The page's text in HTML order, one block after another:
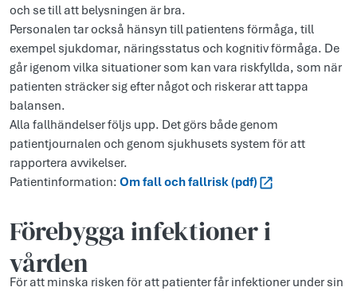
och se till att belysningen är bra.
Personalen tar också hänsyn till patientens förmåga, till
exempel sjukdomar, näringsstatus och kognitiv förmåga. De
går igenom vilka situationer som kan vara riskfyllda, som när
patienten sträcker sig efter något och riskerar att tappa
balansen.
Alla fallhändelser följs upp. Det görs både genom
patientjournalen och genom sjukhusets system för att
rapportera avvikelser.
Patientinformation: Om fall och fallrisk (pdf)
Förebygga infektioner i
vården
För att minska risken för att patienter får infektioner under sin